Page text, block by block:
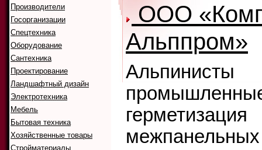
ООО
Альппром»
Альпинисты
герметизация
Производители
Госорганизации
Спецтехника
Оборудование
Сантехника
Проектирование
Ландшафтный дизайн
Электротехника
Мебель
Бытовая техника
Хозяйственные товары
Стройматериалы